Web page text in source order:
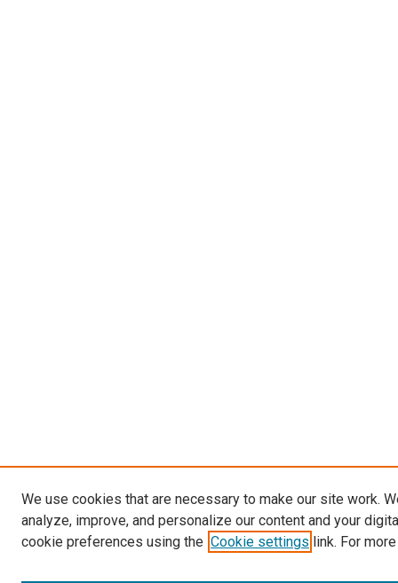
We use cookies that are necessary to make our site work.
analyze, improve, and personalize our content and your
cookie preferences using the Cookie settings link. For